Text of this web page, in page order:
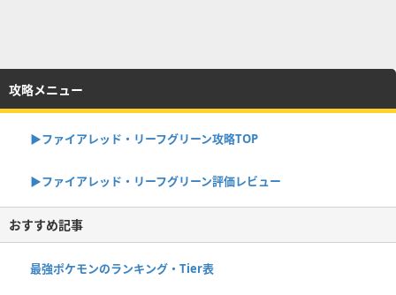
攻略メニュー
▶︎ファイアレッド・リーフグリーン攻略TOP
▶︎ファイアレッド・リーフグリーン評価レビュー
おすすめ記事
最強ポケモンのランキング・Tier表